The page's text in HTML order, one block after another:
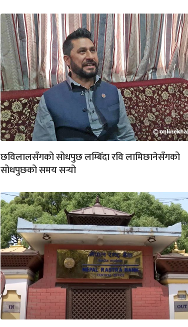
छविलालसँगको सोधपुछ लम्बिँदा रवि लामिछानेसँगको
सोधपुछको समय सर्‍यो